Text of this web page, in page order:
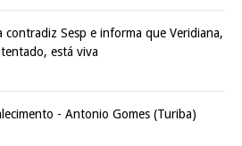
contradiz Sesp e informa que Veridiana,
está viva
- Antonio Gomes (Turiba)